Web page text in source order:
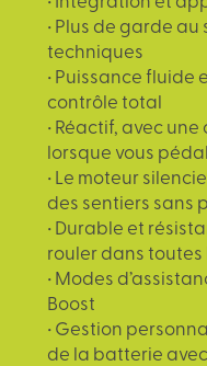
• Plus de garde
techniques
• Puissance fluide
contrôle total
• Réactif, avec
lorsque vous
• Le moteur
des sentiers sans
• Durable et
rouler dans toutes
• Modes
Boost
• Gestion
de la batterie avec